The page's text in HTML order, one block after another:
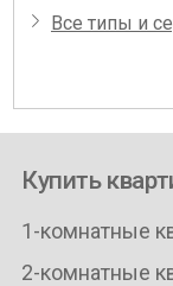
Все типы и
Купить
1-комнатные
2-комнатные